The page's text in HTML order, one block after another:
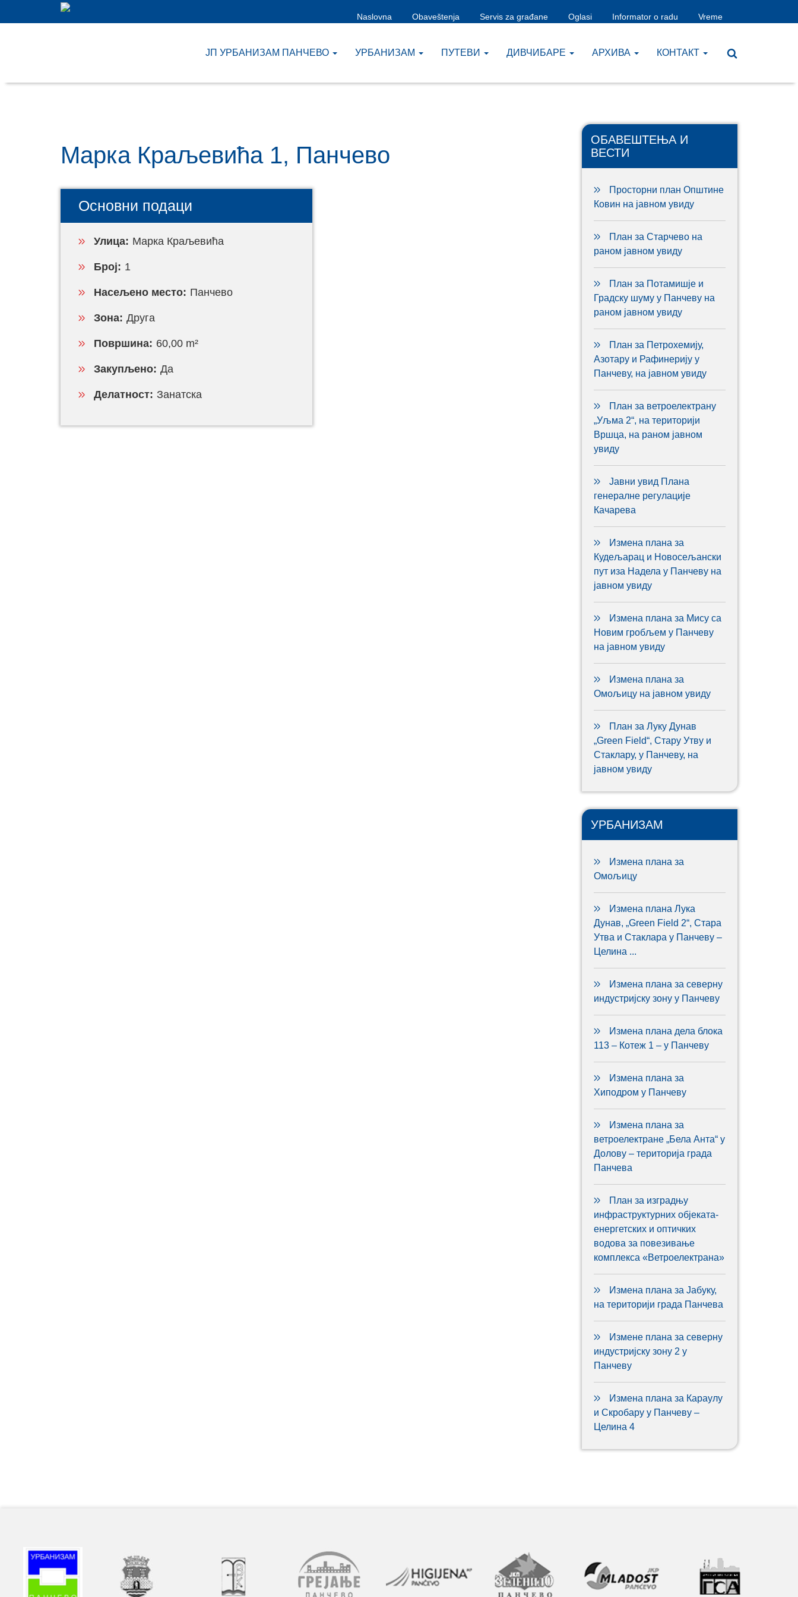
Naslovna Obaveštenja Servis za građane Oglasi Informator o radu Vreme
ЈП УРБАНИЗАМ ПАНЧЕВО УРБАНИЗАМ ПУТЕВИ ДИВЧИБАРЕ AРХИВА КОНТАКТ
Марка Краљевића 1, Панчево
Основни подаци
Улица: Марка Краљевића
Број: 1
Насељено место: Панчево
Зона: Друга
Површина: 60,00 m²
Закупљено: Да
Делатност: Занатска
ОБАВЕШТЕЊА И
ВЕСТИ
Просторни план Општине
Ковин на јавном увиду
План за Старчево на
раном јавном увиду
План за Потамишје и
Градску шуму у Панчеву на
раном јавном увиду
План за Петрохемију,
Азотару и Рафинерију у
Панчеву, на јавном увиду
План за ветроелектрану
„Уљма 2“, на територији
Вршца, на раном јавном
увиду
Јавни увид Плана
генералне регулације
Качарева
Измена плана за
Кудељарац и Новосељански
пут иза Надела у Панчеву на
јавном увиду
Измена плана за Мису са
Новим гробљем у Панчеву
на јавном увиду
Измена плана за
Омољицу на јавном увиду
План за Луку Дунав
„Green Field“, Стару Утву и
Стаклару, у Панчеву, на
јавном увиду
УРБАНИЗАМ
Измена плана за
Омољицу
Измена плана Лука
Дунав, „Green Field 2“, Стара
Утва и Стаклара у Панчеву –
Целина ...
Измена плана за северну
индустријску зону у Панчеву
Измена плана дела блока
113 – Котеж 1 – у Панчеву
Измена плана за
Хиподром у Панчеву
Измена плана за
ветроелектране „Бела Анта“ у
Долову – територија града
Панчева
План за изградњу
инфраструктурних објеката-
енергетских и оптичких
водова за повезивање
комплекса «Ветроелектрана»
Измена плана за Јабуку,
на територији града Панчева
Измене плана за северну
индустријску зону 2 у
Панчеву
Измена плана за Караулу
и Скробару у Панчеву –
Целина 4